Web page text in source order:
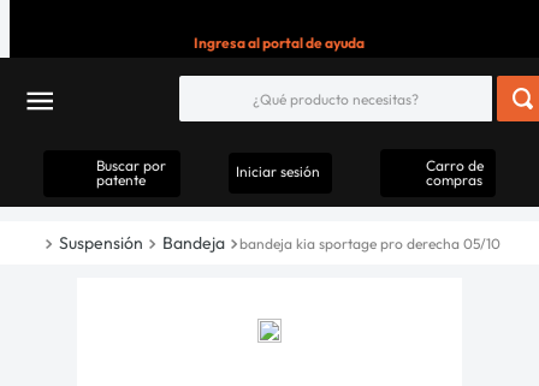
Ingresa al portal de ayuda
Buscar por
patente
Iniciar sesión
Carro de
compras
Suspensión Bandeja bandeja kia sportage pro derecha 05/10